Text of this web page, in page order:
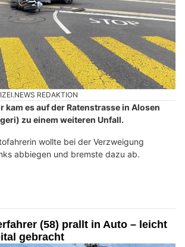
REDAKTION
kam es auf der Ratenstrasse in Alosen
zu einem weiteren Unfall.
wollte bei der Verzweigung
abbiegen und bremste dazu ab.
(58) prallt in Auto – leicht
gebracht